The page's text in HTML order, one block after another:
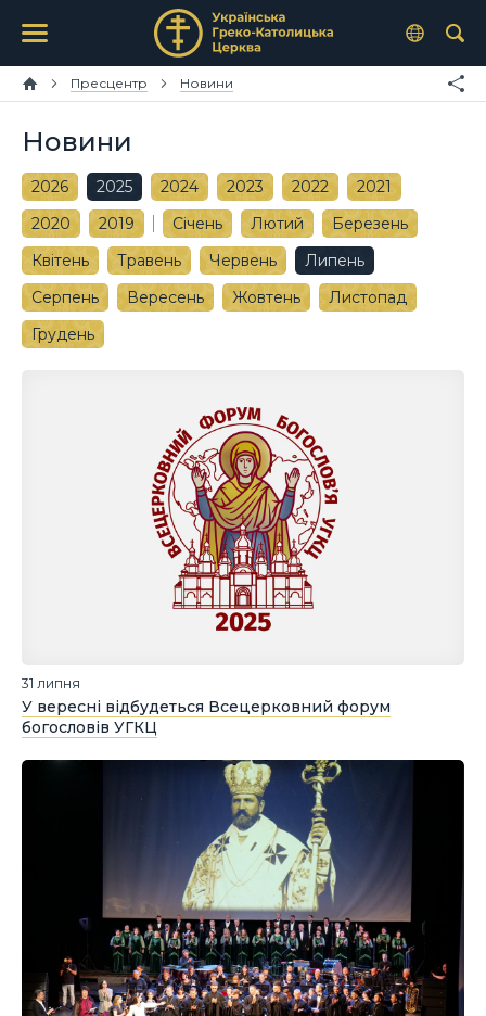
Пресцентр Новини
Новини
2026 2025 2024 2023 2022
2021
2020
2019 Січень Лютий
Березень
Квітень
Травень Червень
Липень
Серпень
Вересень Жовтень
Листопад
Грудень
31 липня
У вересні відбудеться Всецерковний форум
богословів УГКЦ